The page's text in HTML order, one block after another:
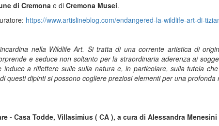
di Cremonae di Cremona Musei.
https://www.artislineblog.com/endangered-la-wildlife-art-di-
nella Wildlife Art. Si tratta di una corrente artistica di
e seduce non soltanto per la straordinaria aderenza ai
a riflettere sulle sulla natura e, in particolare, sulla tutela
questi dipinti si possono cogliere preziosi elementi per una
- Casa Todde, Villasimius ( CA ), a cura di Alessandra Menesini